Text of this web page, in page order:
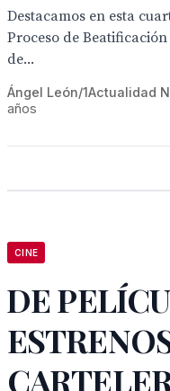
Destacamos en esta
Proceso de
de...
Ángel León/1Actualidad
años
CINE
DE